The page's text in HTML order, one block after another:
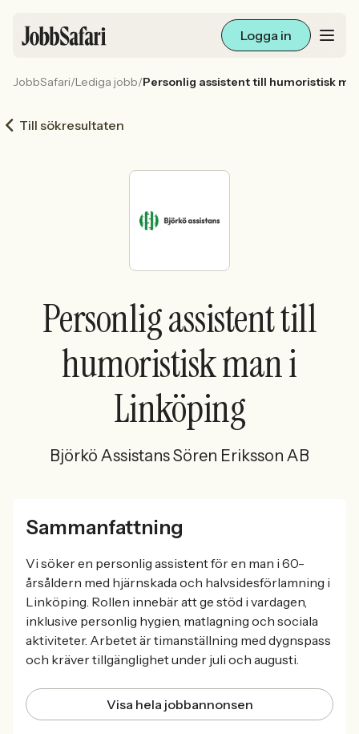
Logga in
Arbetsliv och karriär
För arbetsgivare
Sök med AI
Ny här? Skapa konto
JobbSafari/Lediga jobb/Personlig assistent till humoristisk
Till sökresultaten
Personlig assistent till
humoristisk man i
Linköping
Björkö Assistans Sören Eriksson AB
Sammanfattning
Vi söker en personlig assistent för en man i 60-
årsåldern med hjärnskada och halvsidesförlamning i
Linköping. Rollen innebär att ge stöd i vardagen,
inklusive personlig hygien, matlagning och sociala
aktiviteter. Arbetet är timanställning med dygnspass
och kräver tillgänglighet under juli och augusti.
Visa hela jobbannonsen